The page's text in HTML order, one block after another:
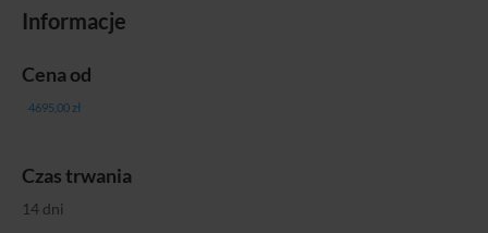
Informacje
Cena od
4695,00 zł
Czas trwania
14 dni